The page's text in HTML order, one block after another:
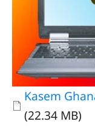
Document
Kasem
(22.34 MB)